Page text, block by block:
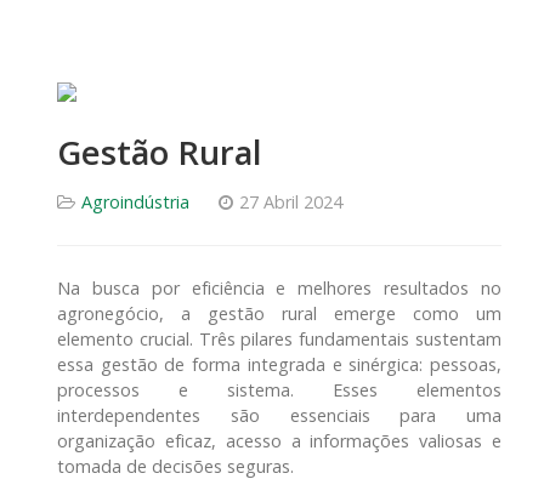
Gestão Rural
Agroindústria 27 Abril 2024
Na busca por eficiência e melhores resultados no
agronegócio, a gestão rural emerge como um
elemento crucial. Três pilares fundamentais sustentam
essa gestão de forma integrada e sinérgica: pessoas,
processos e sistema. Esses elementos
interdependentes são essenciais para uma
organização eficaz, acesso a informações valiosas e
tomada de decisões seguras.